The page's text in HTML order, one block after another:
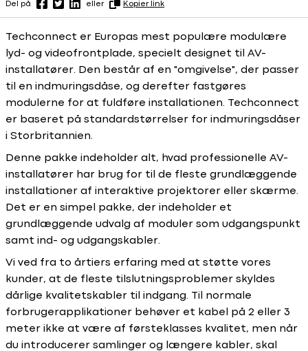
Del på eller Kopier link
Techconnect er Europas mest populære modulære
lyd- og videofrontplade, specielt designet til AV-
installatører. Den består af en "omgivelse", der passer
til en indmuringsdåse, og derefter fastgøres
modulerne for at fuldføre installationen. Techconnect
er baseret på standardstørrelser for indmuringsdåser
i Storbritannien.
Denne pakke indeholder alt, hvad professionelle AV-
installatører har brug for til de fleste grundlæggende
installationer af interaktive projektorer eller skærme.
Det er en simpel pakke, der indeholder et
grundlæggende udvalg af moduler som udgangspunkt
samt ind- og udgangskabler.
Vi ved fra to årtiers erfaring med at støtte vores
kunder, at de fleste tilslutningsproblemer skyldes
dårlige kvalitetskabler til indgang. Til normale
forbrugerapplikationer behøver et kabel på 2 eller 3
meter ikke at være af førsteklasses kvalitet, men når
du introducerer samlinger og længere kabler, skal